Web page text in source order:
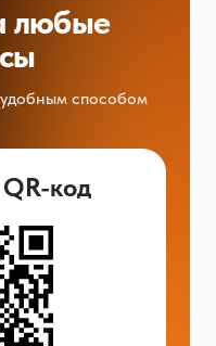
любые
способом
код